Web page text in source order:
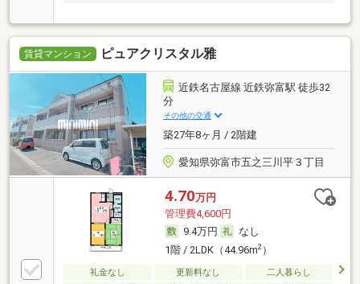
賃貸マンション ピュアクリスタル雅
近鉄名古屋線 近鉄弥富駅 徒歩32
分
その他の交通
築27年8ヶ月 / 2階建
愛知県弥富市五之三川平３丁目
4.70万円
管理費4,600円
9.4万円
なし
1階 / 2LDK（44.96m2）
礼金なし 更新料なし
二人暮らし